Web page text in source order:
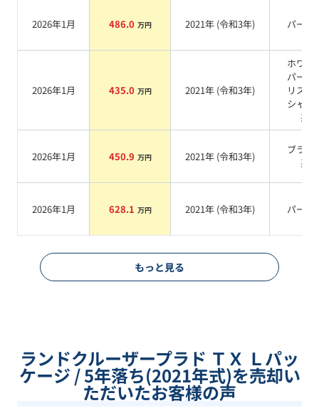
2026年1月 486.0 万円 2021年 (令和3年) パール
2026年1月 435.0 万円 2021年 (令和3年)
ホワイ
パール
リスタ
シャイ
系
2026年1月 450.9 万円 2021年 (令和3年)
ブラッ
系
2026年1月 628.1 万円 2021年 (令和3年) パール
もっと見る
ランドクルーザープラド ＴＸ Ｌパッ
ケージ / 5年落ち(2021年式)を売却い
ただいたお客様の声